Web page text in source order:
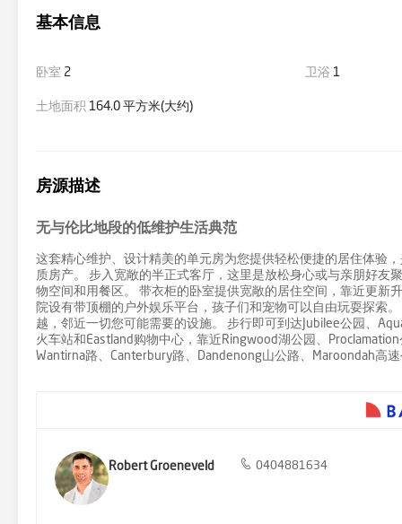
基本信息
卧室 2 卫浴 1
土地面积 164.0 平方米(大约)
房源描述
无与伦比地段的低维护生活典范
这套精心维护、设计精美的单元房为您提供轻松便捷的居住体验
质房产。 步入宽敞的半正式客厅，这里是放松身心或与亲朋好友
物空间和用餐区。 带衣柜的卧室提供宽敞的居住空间，靠近更新
院设有带顶棚的户外娱乐平台，孩子们和宠物可以自由玩耍探索
越，邻近一切您可能需要的设施。 步行即可到达Jubilee公园、
火车站和Eastland购物中心，靠近Ringwood湖公园、
Wantirna路、Canterbury路、Dandenong山公路、Maroondah高
Robert Groeneveld 0404881634